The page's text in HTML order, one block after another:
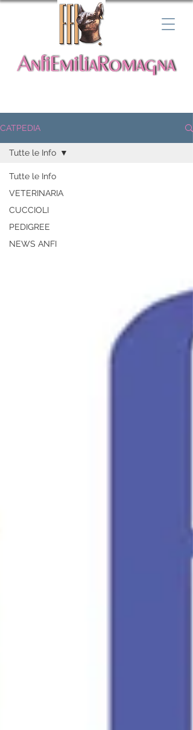
CATPEDIA
Tutte le Info
VETERINARIA
CUCCIOLI
PEDIGREE
NEWS ANFI
Tutte le Info